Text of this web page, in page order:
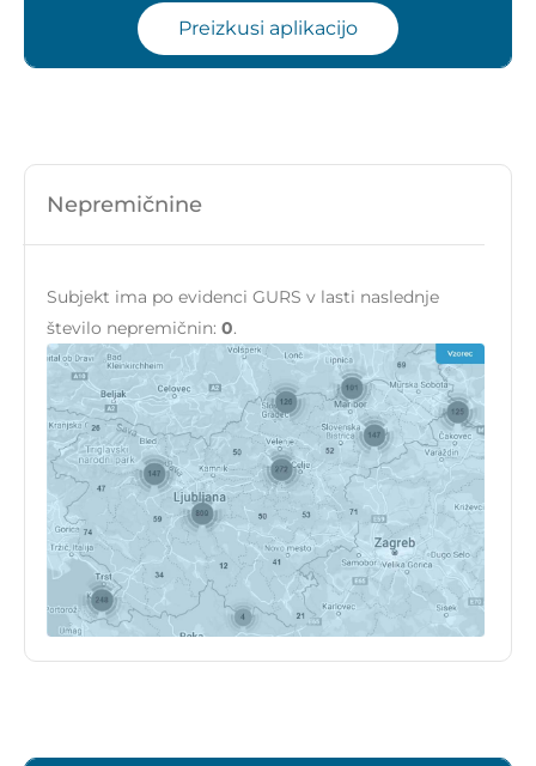
Preizkusi aplikacijo
Nepremičnine
Subjekt ima po evidenci GURS v lasti naslednje
število nepremičnin: 0.